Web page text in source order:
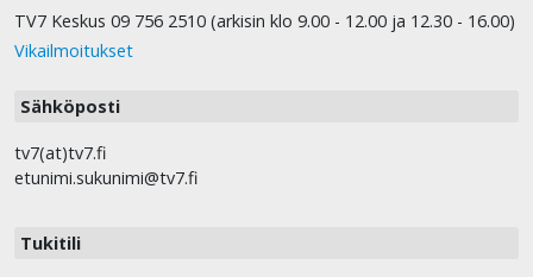
TV7 Keskus 09 756 2510 (arkisin klo 9.00 - 12.00 ja 12.30 - 16.00)
Vikailmoitukset
Sähköposti
tv7(at)tv7.fi
etunimi.sukunimi@tv7.fi
Tukitili